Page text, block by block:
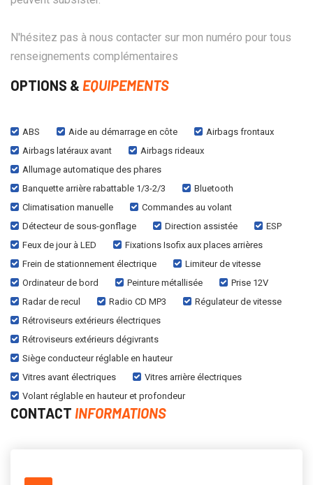
N'hésitez pas à nous contacter sur mon numéro pour tous
renseignements complémentaires
OPTIONS & EQUIPEMENTS
ABS Aide au démarrage en côte
Airbags frontaux
Airbags latéraux avant
Airbags rideaux
Allumage automatique des phares
Banquette arrière rabattable 1/3-2/3
Bluetooth
Climatisation manuelle
Commandes au volant
Détecteur de sous-gonflage
Direction assistée
ESP
Feux de jour à LED
Fixations Isofix aux places arrières
Frein de stationnement électrique
Limiteur de vitesse
Ordinateur de bord
Peinture métallisée
Prise 12V
Radar de recul
Radio CD MP3
Régulateur de vitesse
Rétroviseurs extérieurs électriques
Rétroviseurs extérieurs dégivrants
Siège conducteur réglable en hauteur
Vitres avant électriques
Vitres arrière électriques
Volant réglable en hauteur et profondeur
CONTACT INFORMATIONS